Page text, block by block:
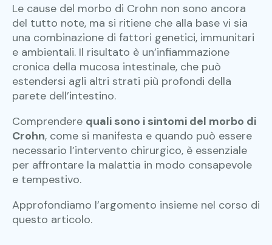
Le cause del morbo di Crohn non sono ancora
del tutto note, ma si ritiene che alla base vi sia
una combinazione di fattori genetici, immunitari
e ambientali. Il risultato è un’infiammazione
cronica della mucosa intestinale, che può
estendersi agli altri strati più profondi della
parete dell’intestino.
Comprendere quali sono i sintomi del morbo di
Crohn, come si manifesta e quando può essere
necessario l’intervento chirurgico, è essenziale
per affrontare la malattia in modo consapevole
e tempestivo.
Approfondiamo l’argomento insieme nel corso di
questo articolo.